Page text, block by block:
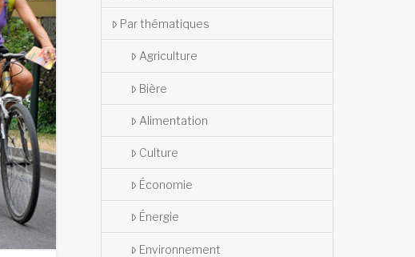
Par thématiques
Agriculture
Bière
Alimentation
Culture
Économie
Énergie
Environnement